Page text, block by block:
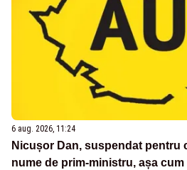
6 aug. 2026, 11:24
Nicușor Dan, suspendat pentru
nume de prim-ministru, așa